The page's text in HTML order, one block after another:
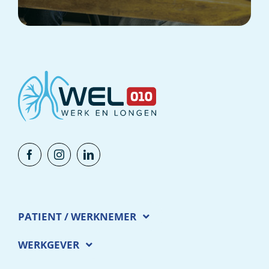
PATIENT / WERKNEMER
Longaandoeningen
WERKGEVER